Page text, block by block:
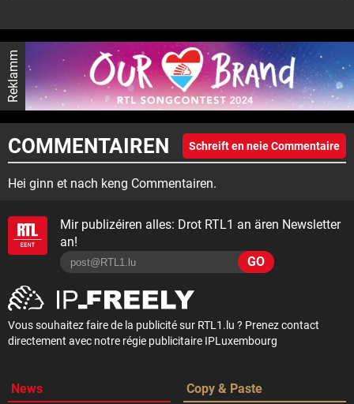
Reklamm
COMMENTAIREN Schreift en neie Commentaire
Hei ginn et nach keng Commentairen.
Mir publizéiren alles: Drot RTL1 an ären Newsletter
an!
GO
Vous souhaitez faire de la publicité sur RTL1.lu ? Prenez contact
directement avec notre régie publicitaire IPLuxembourg
News
Copy & Paste